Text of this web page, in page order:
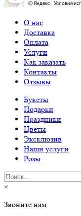
О нас
Доставка
Оплата
Услуги
Как заказать
Контакты
Отзывы
Букеты
Подарки
Праздники
Цветы
Эксклюзив
Наши услуги
Розы
×
Звоните нам